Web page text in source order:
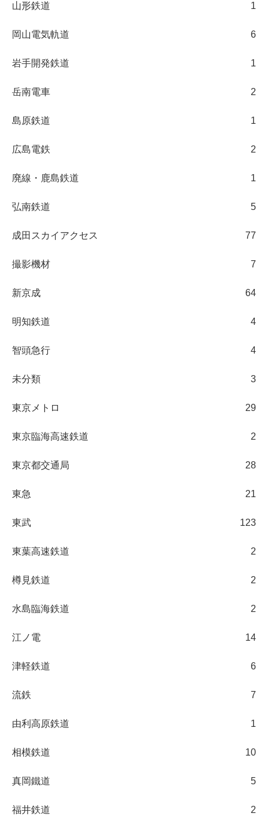
山形鉄道 1
岡山電気軌道 6
岩手開発鉄道 1
岳南電車 2
島原鉄道 1
広島電鉄 2
廃線・鹿島鉄道 1
弘南鉄道 5
成田スカイアクセス 77
撮影機材 7
新京成 64
明知鉄道 4
智頭急行 4
未分類 3
東京メトロ 29
東京臨海高速鉄道 2
東京都交通局 28
東急 21
東武 123
東葉高速鉄道 2
樽見鉄道 2
水島臨海鉄道 2
江ノ電 14
津軽鉄道 6
流鉄 7
由利高原鉄道 1
相模鉄道 10
真岡鐵道 5
福井鉄道 2